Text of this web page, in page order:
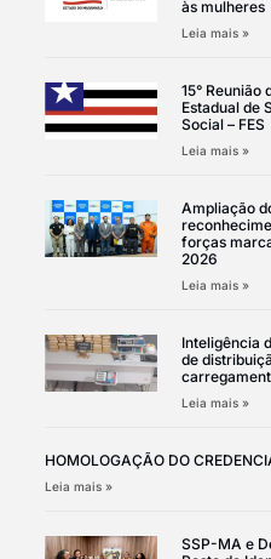
às mulheres
Leia mais »
15° Reunião
Estadual de
Social – FES
Leia mais »
Ampliação
forças
2026
Leia mais »
Inteligência
de
Leia mais »
HOMOLOGAÇÃO DO
Leia mais »
SSP-MA e